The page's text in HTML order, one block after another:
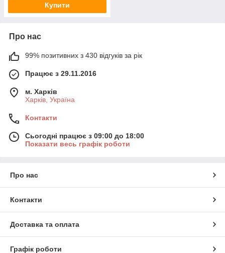
Купити
Про нас
99% позитивних з 430 відгуків за рік
Працює з 29.11.2016
м. Харків
Харків, Україна
Контакти
Сьогодні працює з 09:00 до 18:00
Показати весь графік роботи
Про нас
Контакти
Доставка та оплата
Графік роботи